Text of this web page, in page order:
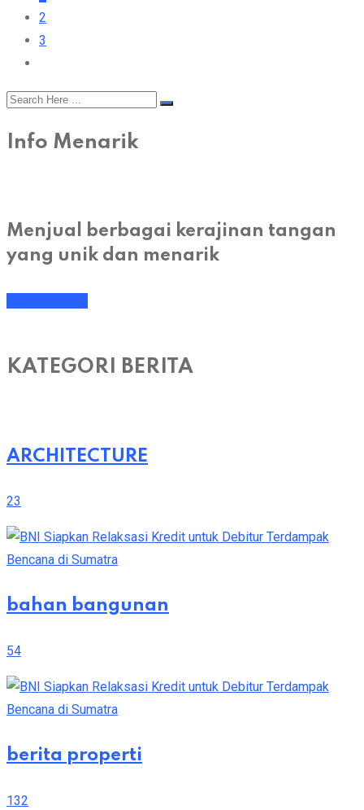
2
3
Info Menarik
Menjual berbagai kerajinan tangan
yang unik dan menarik
KATEGORI BERITA
ARCHITECTURE
23
bahan bangunan
54
berita properti
132